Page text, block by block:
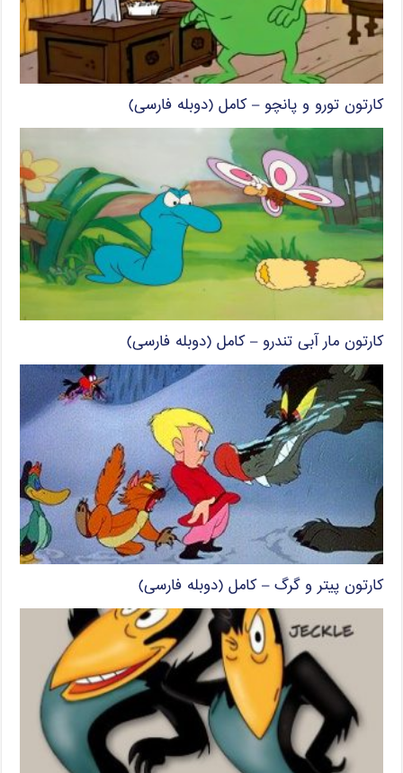
کارتون تورو و پانچو – کامل (دوبله فارسی)
کارتون مار آبی تندرو – کامل (دوبله فارسی)
کارتون پیتر و گرگ – کامل (دوبله فارسی)